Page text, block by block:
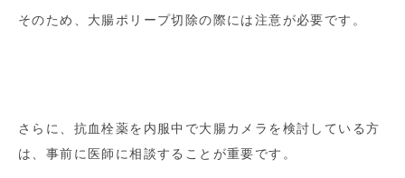
そのため、大腸ポリープ切除の際には注意が必要です。
さらに、抗血栓薬を内服中で大腸カメラを検討している方
は、事前に医師に相談することが重要です。